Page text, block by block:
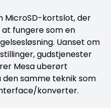
MicroSD-kortslot, der
fungere som en
Uanset om
gudstjenester
Mesa uberørt
samme teknik som
konverter.